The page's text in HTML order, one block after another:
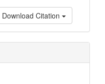
Download Citation